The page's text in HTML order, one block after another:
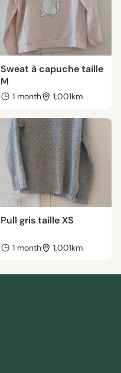
Sweat à capuche taille
M
1 month 1,001km
Pull gris taille XS
1 month 1,001km